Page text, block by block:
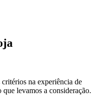
na experiência de
levamos a consideração.